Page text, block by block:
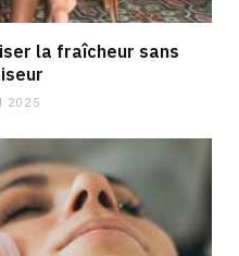
la fraîcheur sans
2025